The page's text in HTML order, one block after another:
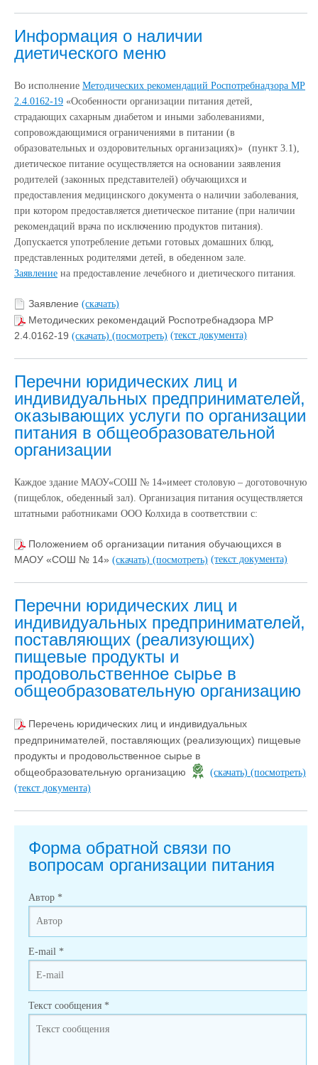
Информация о наличии
диетического меню
Во исполнение Методических рекомендаций Роспотребнадзора МР
2.4.0162-19 «Особенности организации питания детей,
страдающих сахарным диабетом и иными заболеваниями,
сопровождающимися ограничениями в питании (в
образовательных и оздоровительных организациях)» (пункт 3.1),
диетическое питание осуществляется на основании заявления
родителей (законных представителей) обучающихся и
предоставления медицинского документа о наличии заболевания,
при котором предоставляется диетическое питание (при наличии
рекомендаций врача по исключению продуктов питания).
Допускается употребление детьми готовых домашних блюд,
представленных родителями детей, в обеденном зале.
Заявление на предоставление лечебного и диетического питания.
Заявление (скачать)
Методических рекомендаций Роспотребнадзора МР
2.4.0162-19 (скачать) (посмотреть) (текст документа)
Перечни юридических лиц и
индивидуальных предпринимателей,
оказывающих услуги по организации
питания в общеобразовательной
организации
Каждое здание МАОУ«СОШ № 14»имеет столовую – доготовочную
(пищеблок, обеденный зал). Организация питания осуществляется
штатными работниками ООО Колхида в соответствии с:
Положением об организации питания обучающихся в
МАОУ «СОШ № 14» (скачать) (посмотреть) (текст документа)
Перечни юридических лиц и
индивидуальных предпринимателей,
поставляющих (реализующих)
пищевые продукты и
продовольственное сырье в
общеобразовательную организацию
Перечень юридических лиц и индивидуальных
предпринимателей, поставляющих (реализующих) пищевые
продукты и продовольственное сырье в
общеобразовательную организацию
(скачать) (посмотреть)
(текст документа)
Форма обратной связи по
вопросам организации питания
Автор *
E-mail *
Текст сообщения *